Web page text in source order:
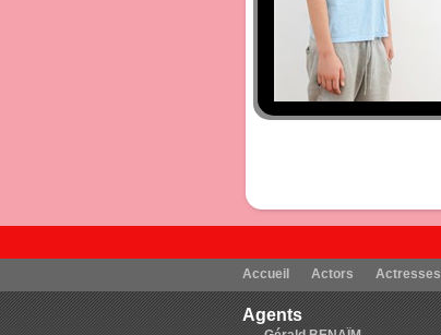
Accueil Actors Actresses
Agents